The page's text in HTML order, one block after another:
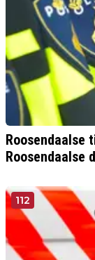
Roosendaalse
Roosendaalse
112